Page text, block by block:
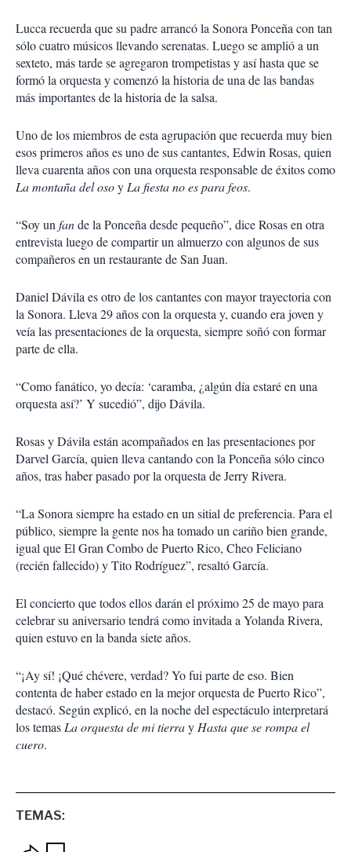
Lucca recuerda que su padre arrancó la Sonora Ponceña con tan
sólo cuatro músicos llevando serenatas. Luego se amplió a un
sexteto, más tarde se agregaron trompetistas y así hasta que se
formó la orquesta y comenzó la historia de una de las bandas
más importantes de la historia de la salsa.
Uno de los miembros de esta agrupación que recuerda muy bien
esos primeros años es uno de sus cantantes, Edwin Rosas, quien
lleva cuarenta años con una orquesta responsable de éxitos como
La montaña del osoyLa fiesta no es para feos.
“Soy unfande la Ponceña desde pequeño”, dice Rosas en otra
entrevista luego de compartir un almuerzo con algunos de sus
compañeros en un restaurante de San Juan.
Daniel Dávila es otro de los cantantes con mayor trayectoria con
la Sonora. Lleva 29 años con la orquesta y, cuando era joven y
veía las presentaciones de la orquesta, siempre soñó con formar
parte de ella.
“Como fanático, yo decía: ‘caramba, ¿algún día estaré en una
orquesta así?’ Y sucedió”, dijo Dávila.
Rosas y Dávila están acompañados en las presentaciones por
Darvel García, quien lleva cantando con la Ponceña sólo cinco
años, tras haber pasado por la orquesta de Jerry Rivera.
“La Sonora siempre ha estado en un sitial de preferencia. Para el
público, siempre la gente nos ha tomado un cariño bien grande,
igual que El Gran Combo de Puerto Rico, Cheo Feliciano
(recién fallecido) y Tito Rodríguez”, resaltó García.
El concierto que todos ellos darán el próximo 25 de mayo para
celebrar su aniversario tendrá como invitada a Yolanda Rivera,
quien estuvo en la banda siete años.
“¡Ay sí! ¡Qué chévere, verdad? Yo fui parte de eso. Bien
contenta de haber estado en la mejor orquesta de Puerto Rico”,
destacó. Según explicó, en la noche del espectáculo interpretará
los temasLa orquesta de mi tierrayHasta que se rompa el
cuero.
TEMAS: